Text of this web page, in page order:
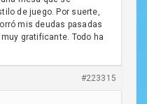
de juego. Por suerte,
mis deudas pasadas
gratificante. Todo ha
#223315